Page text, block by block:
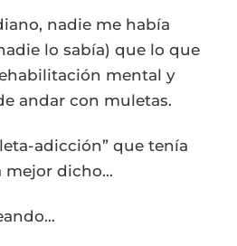
nadie me había
lo sabía) que lo que
mental y
andar con muletas.
adicción” que tenía
mejor dicho…